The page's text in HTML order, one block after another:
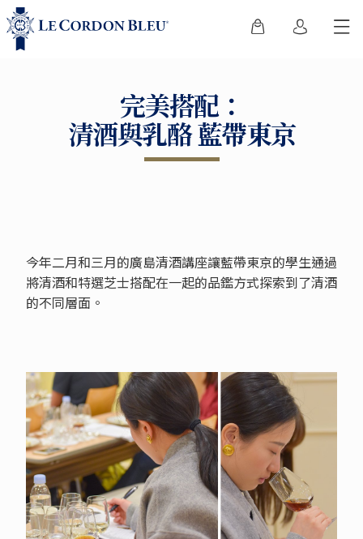
完美搭配：
清酒與乳酪 藍帶東京
今年二月和三月的廣島清酒講座讓藍帶東京的學生通過
將清酒和特選芝士搭配在一起的品鑑方式探索到了清酒
的不同層面。